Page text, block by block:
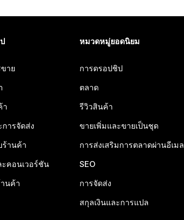
าย
า
ารจัดส่ง
ร้านค้า
คอนเวอร์ชัน
นค้า
หมวดหมู่ยอดนิยม
การดรอปชิป
ตลาด
รีวิวสินค้า
ขายเพิ่มและขายเป็นชุด
การส่งเสริมการตลาดผ่านอีเมล
SEO
การจัดส่ง
สกุลเงินและการแปล